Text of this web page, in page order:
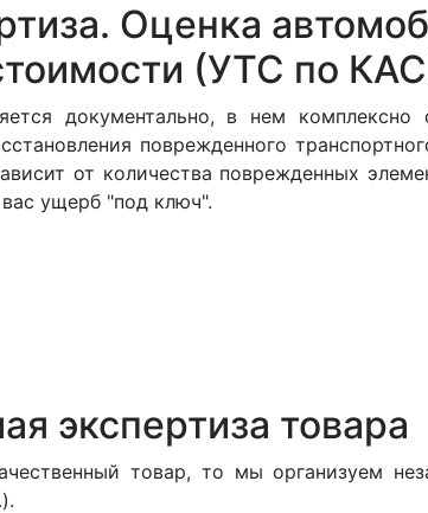
Оценка
(УТС по
документально, в нем
поврежденного
от количества поврежденных
ущерб "под ключ".
экспертиза товара
товар, то мы организуем
.